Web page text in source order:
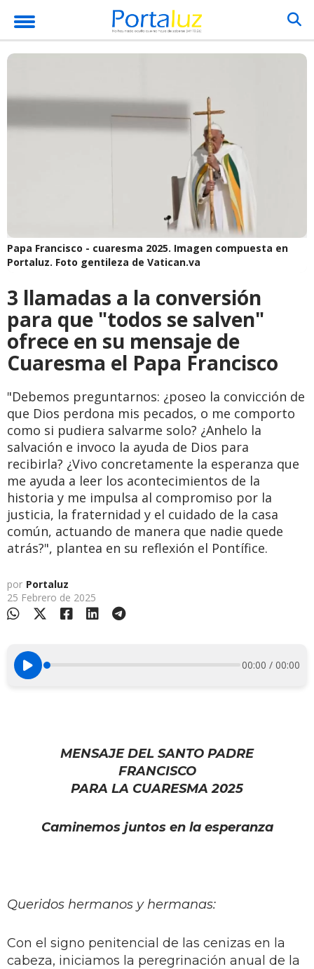
Papa Francisco - cuaresma 2025. Imagen compuesta en
Portaluz. Foto gentileza de Vatican.va
3 llamadas a la conversión
para que "todos se salven"
ofrece en su mensaje de
Cuaresma el Papa Francisco
"Debemos preguntarnos: ¿poseo la convicción de
que Dios perdona mis pecados, o me comporto
como si pudiera salvarme solo? ¿Anhelo la
salvación e invoco la ayuda de Dios para
recibirla? ¿Vivo concretamente la esperanza que
me ayuda a leer los acontecimientos de la
historia y me impulsa al compromiso por la
justicia, la fraternidad y el cuidado de la casa
común, actuando de manera que nadie quede
atrás?", plantea en su reflexión el Pontífice.
por Portaluz
25 Febrero de 2025
00:00 / 00:00
MENSAJE DEL SANTO PADRE
FRANCISCO
PARA LA CUARESMA 2025
Caminemos juntos en la esperanza
Queridos hermanos y hermanas:
Con el signo penitencial de las cenizas en la
cabeza, iniciamos la peregrinación anual de la